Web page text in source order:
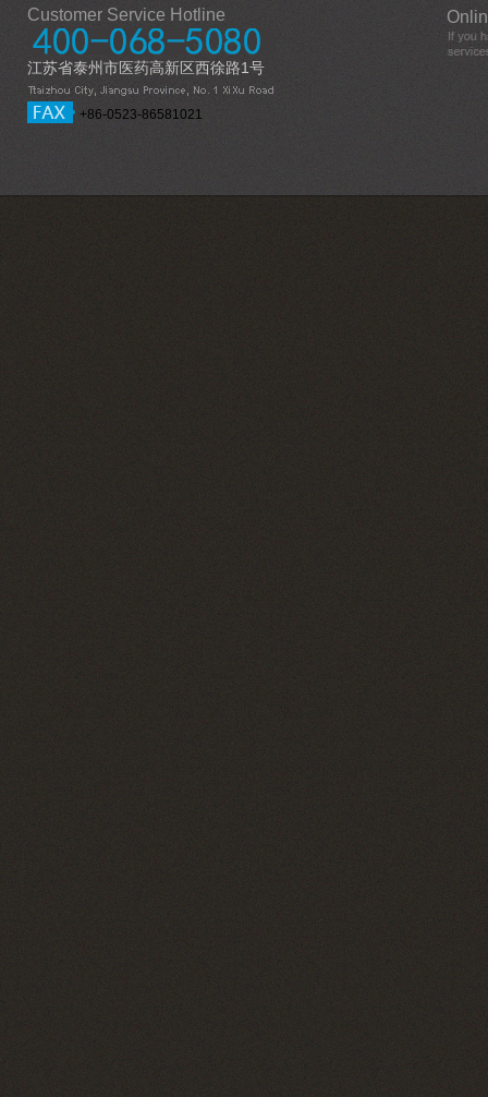
Customer Service Hotline
江苏省泰州市医药高新区西徐路1号
+86-0523-86581021